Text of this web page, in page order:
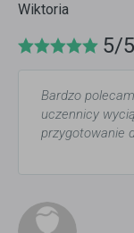
Wiktoria
5/5
Bardzo
uczennicy
przygotowanie